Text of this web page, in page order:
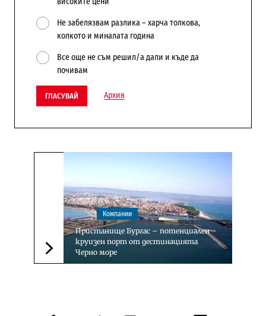
Не забелязвам разлика – харча толкова,
колкото и миналата година
Все още не съм решил/а дали и къде да
почивам
ГЛАСУВАЙ Архив
Следваща новина
Компании
Пристанище Бургас – потенциален
круизен порт от дестинацията
Черно море